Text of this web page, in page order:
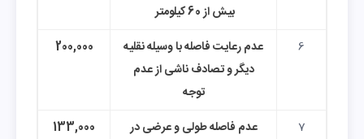
بیش از 60 کیلومتر
6
عدم رعایت فاصله با وسیله نقلیه
دیگر و تصادف ناشی از عدم
توجه
200,000
7
عدم فاصله طولی و عرضی در
133,000